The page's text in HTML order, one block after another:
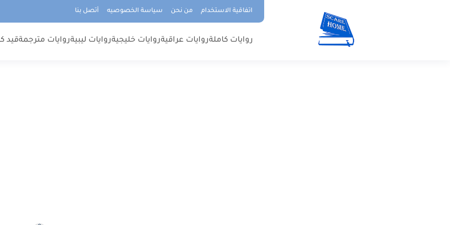
اتفاقية الاستخدام من نحن سياسة الخصوصيه أتصل بنا
روايات كاملةروايات عراقيةروايات خليجيةروايات ليبيةروايات مترجمةقيد